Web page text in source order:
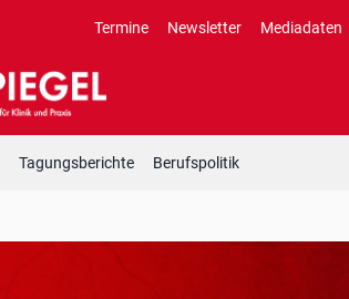
Termine Newsletter Mediadaten
Tagungsberichte Berufspolitik